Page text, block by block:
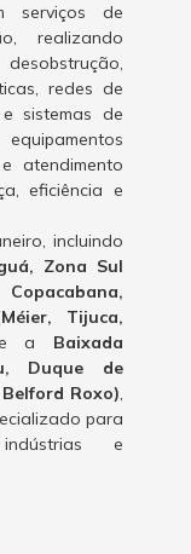
serviços de
realizando
redes de
sistemas de
atendimento
eficiência e
incluindo
Zona Sul
Tijuca,
a Baixada
Duque de
Roxo),
para
indústrias e